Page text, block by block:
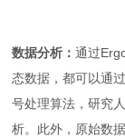
数据分析：通过
态数据，都可以通
号处理算法，研究
析。此外，原始数